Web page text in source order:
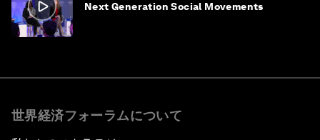
Next Generation Social Movements
世界経済フォーラムについて